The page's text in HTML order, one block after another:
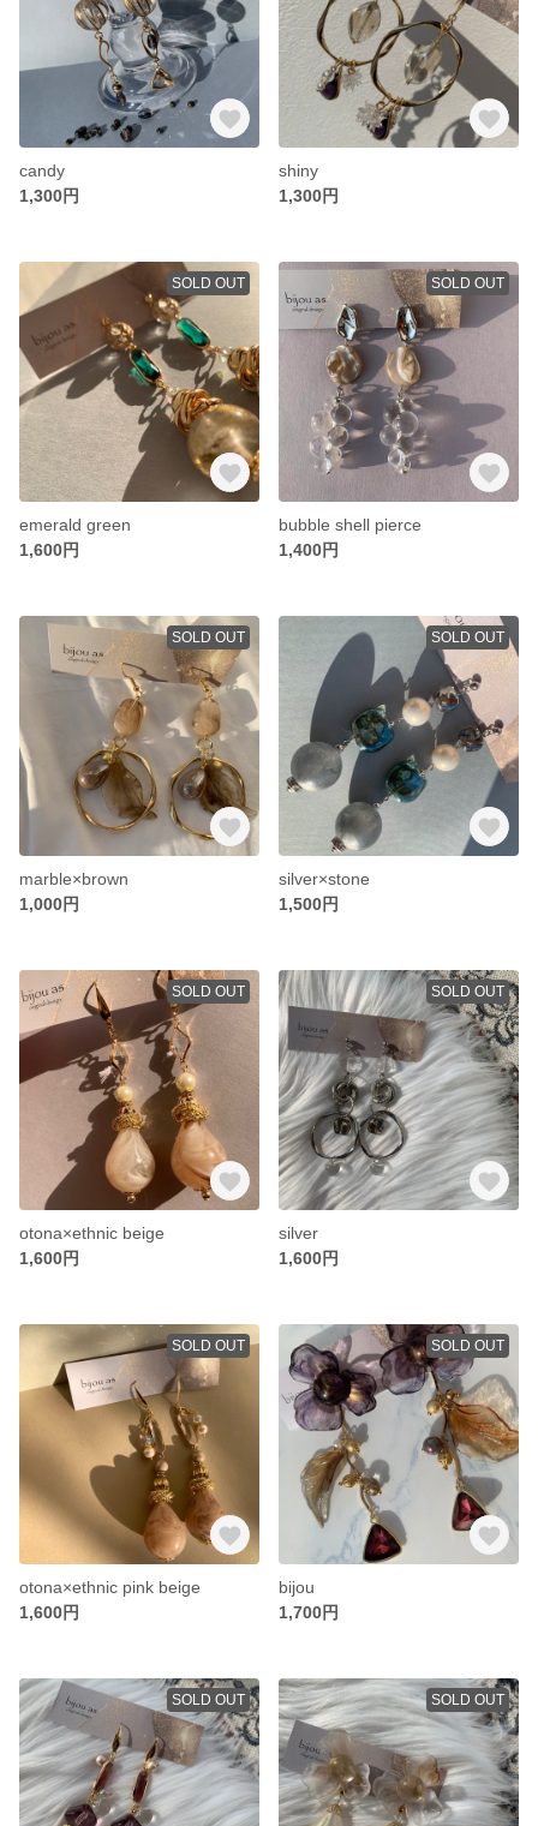
candy
1,300円
shiny
1,300円
SOLD OUT
emerald green
1,600円
SOLD OUT
bubble shell pierce
1,400円
SOLD OUT
marble×brown
1,000円
SOLD OUT
silver×stone
1,500円
SOLD OUT
otona×ethnic beige
1,600円
SOLD OUT
silver
1,600円
SOLD OUT
otona×ethnic pink beige
1,600円
SOLD OUT
bijou
1,700円
SOLD OUT SOLD OUT